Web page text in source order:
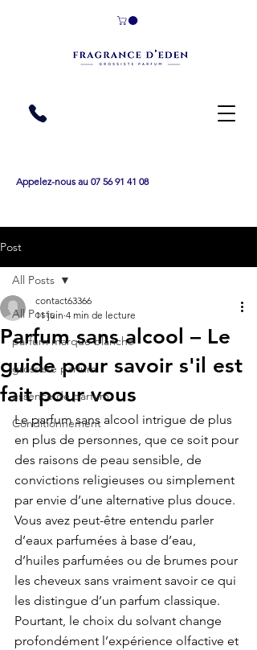
Appelez-nous au 07 56 91 41 08
Post
All Posts
parfum marque blanche
grossiste parfum
essence de parfum
Conditionnement
All Posts
Parfum sans alcool – Le
guide pour savoir s'il est
fait pour vous
contact63366
11 juin 4 min de lecture
Le parfum sans alcool intrigue de plus
en plus de personnes, que ce soit pour
des raisons de peau sensible, de
convictions religieuses ou simplement
par envie d’une alternative plus douce.
Vous avez peut-être entendu parler
d’eaux parfumées à base d’eau,
d’huiles parfumées ou de brumes pour
les cheveux sans vraiment savoir ce qui
les distingue d’un parfum classique.
Pourtant, le choix du solvant change
profondément l’expérience olfactive et